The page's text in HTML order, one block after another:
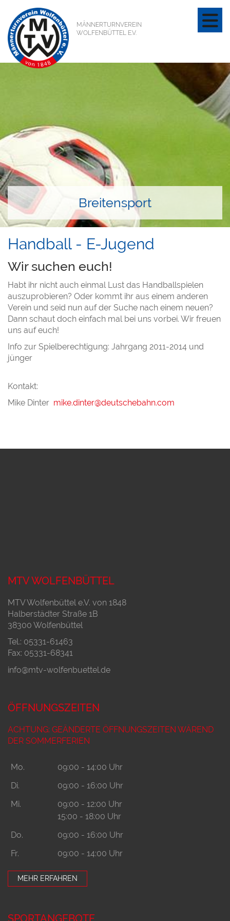
MÄNNERTURNVEREIN
WOLFENBÜTTEL E.V.
Breitensport
Handball - E-Jugend
Wir suchen euch!
Habt ihr nicht auch einmal Lust das Handballspielen
auszuprobieren? Oder kommt ihr aus einem anderen
Verein und seid nun auf der Suche nach einem neuen?
Dann schaut doch einfach mal bei uns vorbei. Wir freuen
uns auf euch!
Info zur Spielberechtigung: Jahrgang 2011-2014 und
jünger
Kontakt:
Mike Dinter mike.dinter@deutschebahn.com
MTV WOLFENBÜTTEL
MTV Wolfenbüttel e.V. von 1848
Halberstädter Straße 1B
38300 Wolfenbüttel
Tel.: 05331-61463
Fax: 05331-68341
info@mtv-wolfenbuettel.de
ÖFFNUNGSZEITEN
ACHTUNG: GEÄNDERTE ÖFFNUNGSZEITEN WÄREND
DER SOMMERFERIEN
Mo.
09:00 - 14:00 Uhr
Di.
09:00 - 16:00 Uhr
Mi.
09:00 - 12:00 Uhr
15:00 - 18:00 Uhr
Do.
09:00 - 16:00 Uhr
Fr.
09:00 - 14:00 Uhr
MEHR ERFAHREN